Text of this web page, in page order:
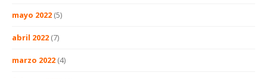
mayo 2022 (5)
abril 2022 (7)
marzo 2022 (4)